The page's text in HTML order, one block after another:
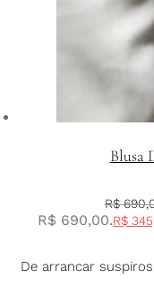
Blusa
R$
R$ 690,00.R$
De arrancar